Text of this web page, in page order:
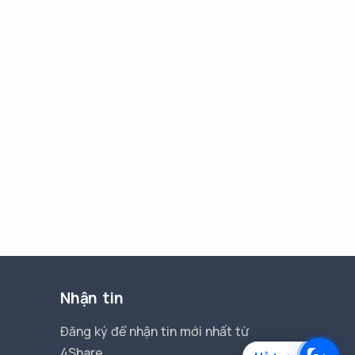
Nhận tin
Đăng ký để nhận tin mới nhất từ